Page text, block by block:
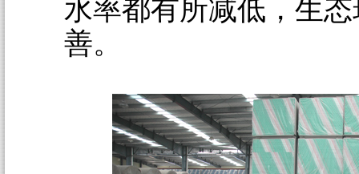
水率都有所减低，生
善。